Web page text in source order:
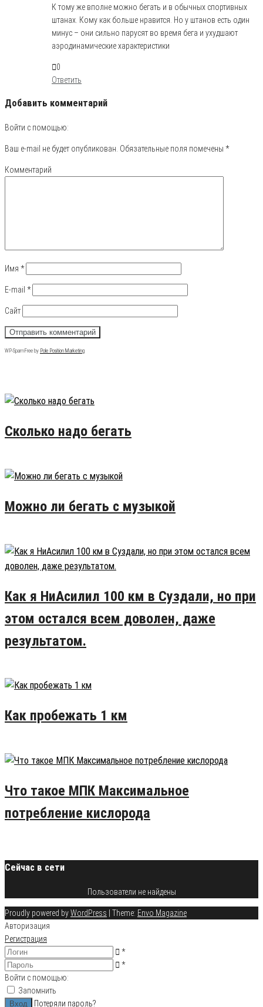
К тому же вполне можно бегать и в обычных спортивных
штанах. Кому как больше нравится. Но у штанов есть один
минус – они сильно парусят во время бега и ухудшают
аэродинамические характеристики
0
Ответить
Добавить комментарий
Войти с помощью:
Ваш e-mail не будет опубликован. Обязательные поля помечены *
Комментарий
Имя *
E-mail *
Сайт
WP-SpamFree by Pole Position Marketing
Сколько надо бегать
Можно ли бегать с музыкой
Как я НиАсилил 100 км в Суздали, но при
этом остался всем доволен, даже
результатом.
Как пробежать 1 км
Что такое МПК Максимальное
потребление кислорода
Сейчас в сети
Пользователи не найдены
Proudly powered byWordPress Theme: Envo Magazine
Авторизация
Регистрация
*
*
Войти с помощью:
Запомнить
Потеряли пароль?